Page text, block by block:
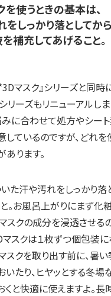
を使うときの基本は、
をしっかり落としてから
補充してあげること。
マスク』シリーズと同時に
リーズもリニューアルしま
みに合わせて処方やシー
ているのですが、どれを
ります。
た汗や汚れをしっかり落
。お風呂上がりにまず化
スクの成分を浸透させる
マスクは１枚ずつ個包装
スクを取り出す前に、暑
たり、ヒヤッとする冬場
と快適に使えますよ。長